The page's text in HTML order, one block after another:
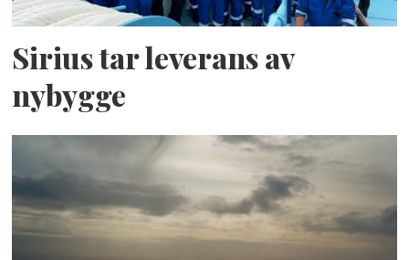
Sirius tar leverans av
nybygge